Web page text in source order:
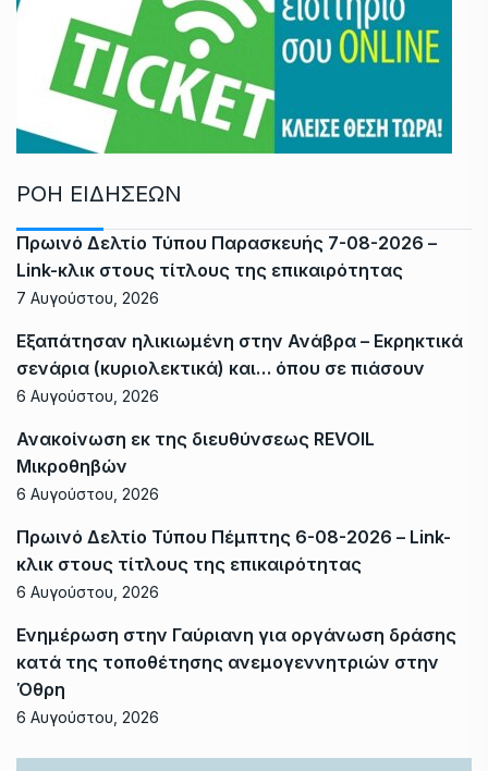
ΡΟΗ ΕΙΔΗΣΕΩΝ
Πρωινό Δελτίο Τύπου Παρασκευής 7-08-2026 –
Link-κλικ στους τίτλους της επικαιρότητας
7 Αυγούστου, 2026
Εξαπάτησαν ηλικιωμένη στην Ανάβρα – Εκρηκτικά
σενάρια (κυριολεκτικά) και… όπου σε πιάσουν
6 Αυγούστου, 2026
Ανακοίνωση εκ της διευθύνσεως REVOIL
Μικροθηβών
6 Αυγούστου, 2026
Πρωινό Δελτίο Τύπου Πέμπτης 6-08-2026 – Link-
κλικ στους τίτλους της επικαιρότητας
6 Αυγούστου, 2026
Ενημέρωση στην Γαύριανη για οργάνωση δράσης
κατά της τοποθέτησης ανεμογεννητριών στην
Όθρη
6 Αυγούστου, 2026